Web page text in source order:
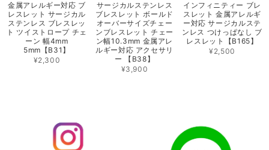
金属アレルギー対応 ブ
レスレット サージカル
ステンレス ブレスレッ
ト ツイストロープ チェ
ーン 幅4mm
5mm【B31】
¥2,300
サージカルステンレス
ブレスレット ボールド
オーバーサイズチェー
ンブレスレット チェー
ン幅10.3mm 金属アレ
ルギー対応 アクセサリ
ー 【B38】
¥3,900
インフィニティー ブレ
スレット 金属アレルギ
ー対応 サージカルステ
ンレス つけっぱなし ブ
レスレット【B165】
¥2,500